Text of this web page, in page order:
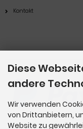
Kontakt
Zahlungsmethoden
Diese
andere
Wir verwenden
von Drittanbietern,
Website zu